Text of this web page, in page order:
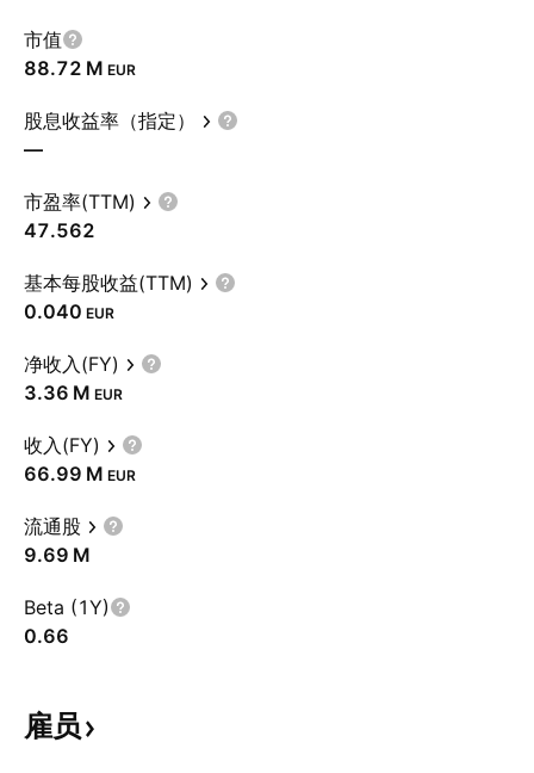
市值
‪88.72 M‬ EUR
股息收益率（指定）
—
市盈率(TTM)
47.562
基本每股收益(TTM)
0.040 EUR
净收入(FY)
‪3.36 M‬ EUR
收入(FY)
‪66.99 M‬ EUR
流通股
‪9.69 M‬
Beta (1Y)
0.66
雇员